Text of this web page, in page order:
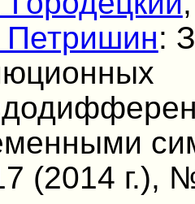
Петришин:
(2014 г.),